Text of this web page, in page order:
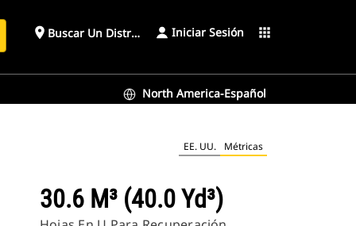
place Buscar Un Distribuidor Iniciar Sesión apps
North America-Español
EE. UU. Métricas
30.6 M³ (40.0 Yd³)